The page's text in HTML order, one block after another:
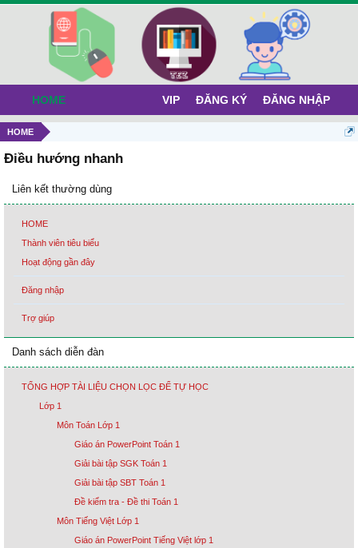
HOME
Điều hướng nhanh
Liên kết thường dùng
HOME
Thành viên tiêu biểu
Hoạt động gần đây
Đăng nhập
Trợ giúp
Danh sách diễn đàn
TỔNG HỢP TÀI LIỆU CHỌN LỌC ĐỂ TỰ HỌC
Lớp 1
Môn Toán Lớp 1
Giáo án PowerPoint Toán 1
Giải bài tập SGK Toán 1
Giải bài tập SBT Toán 1
Đề kiểm tra - Đề thi Toán 1
Môn Tiếng Việt Lớp 1
Giáo án PowerPoint Tiếng Việt lớp 1
HOME VIP ĐĂNG KÝ ĐĂNG NHẬP